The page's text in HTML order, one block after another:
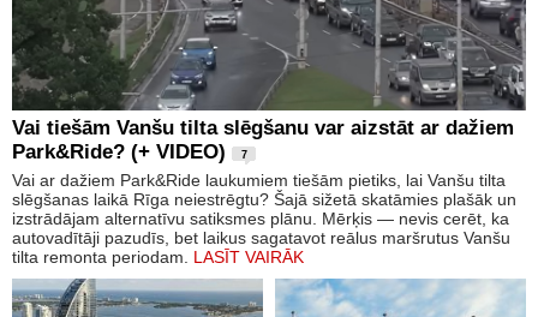
Vai tiešām Vanšu tilta slēgšanu var aizstāt ar dažiem
Park&Ride? (+ VIDEO)
7
Vai ar dažiem Park&Ride laukumiem tiešām pietiks, lai Vanšu tilta
slēgšanas laikā Rīga neiestrēgtu? Šajā sižetā skatāmies plašāk un
izstrādājam alternatīvu satiksmes plānu. Mērķis — nevis cerēt, ka
autovadītāji pazudīs, bet laikus sagatavot reālus maršrutus Vanšu
tilta remonta periodam. LASĪT VAIRĀK